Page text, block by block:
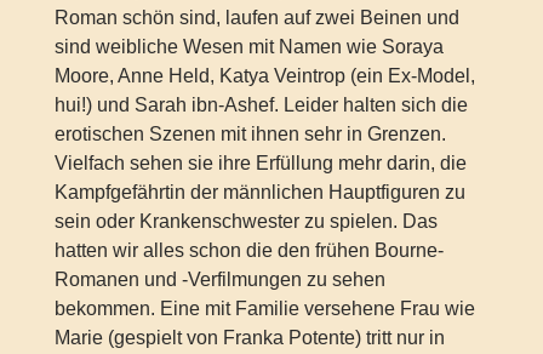
Roman schön sind, laufen auf zwei Beinen und
sind weibliche Wesen mit Namen wie Soraya
Moore, Anne Held, Katya Veintrop (ein Ex-Model,
hui!) und Sarah ibn-Ashef. Leider halten sich die
erotischen Szenen mit ihnen sehr in Grenzen.
Vielfach sehen sie ihre Erfüllung mehr darin, die
Kampfgefährtin der männlichen Hauptfiguren zu
sein oder Krankenschwester zu spielen. Das
hatten wir alles schon die den frühen Bourne-
Romanen und -Verfilmungen zu sehen
bekommen. Eine mit Familie versehene Frau wie
Marie (gespielt von Franka Potente) tritt nur in